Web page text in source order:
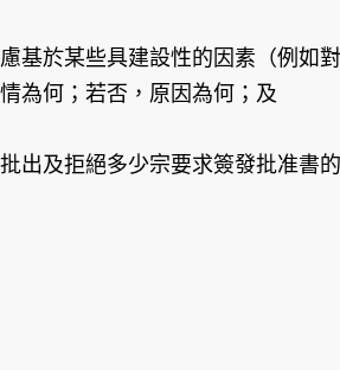
基於某些具建設性的因素（例
為何；若否，原因為何；及
出及拒絕多少宗要求簽發批准